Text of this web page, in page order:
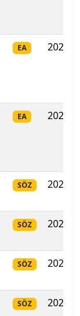
EA 2025
EA 2025
SÖZ 2025
SÖZ 2025
SÖZ 2025
SÖZ 2025